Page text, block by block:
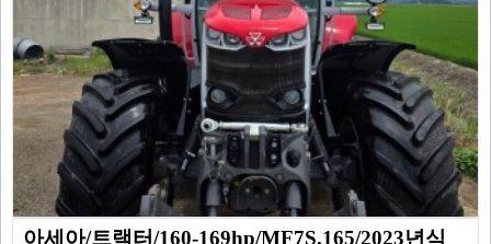
아세아/트랙터/160-169hp/MF7S.165/2023년식